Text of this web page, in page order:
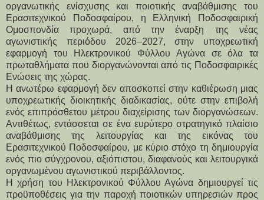
οργανωτικής ενίσχυσης και ποιοτικής αναβάθμισης του
Ερασιτεχνικού Ποδοσφαίρου, η Ελληνική Ποδοσφαιρική
Ομοσπονδία προχωρά, από την έναρξη της νέας
αγωνιστικής περιόδου 2026–2027, στην υποχρεωτική
εφαρμογή του Ηλεκτρονικού Φύλλου Αγώνα σε όλα τα
πρωταθλήματα που διοργανώνονται από τις Ποδοσφαιρικές
Ενώσεις της χώρας.
Η ανωτέρω εφαρμογή δεν αποσκοπεί στην καθιέρωση μιας
υποχρεωτικής διοικητικής διαδικασίας, ούτε στην επιβολή
ενός επιπρόσθετου μέτρου διαχείρισης των διοργανώσεων.
Αντιθέτως, εντάσσεται σε ένα ευρύτερο στρατηγικό πλαίσιο
αναβάθμισης της λειτουργίας και της εικόνας του
Ερασιτεχνικού Ποδοσφαίρου, με κύριο στόχο τη δημιουργία
ενός πιο σύγχρονου, αξιόπιστου, διαφανούς και λειτουργικά
οργανωμένου αγωνιστικού περιβάλλοντος.
Η χρήση του Ηλεκτρονικού Φύλλου Αγώνα δημιουργεί τις
προϋποθέσεις για την παροχή ποιοτικών υπηρεσιών προς